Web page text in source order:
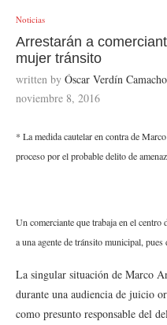
Noticias
Arrestarán a
mujer tránsito
written by Óscar Verdín
noviembre 8, 2016
* La medida cautelar en contra de
proceso por el probable delito de
Un comerciante que trabaja en el centro
a una agente de tránsito municipal,
La singular situación de Marco
durante una audiencia de juicio
como presunto responsable del